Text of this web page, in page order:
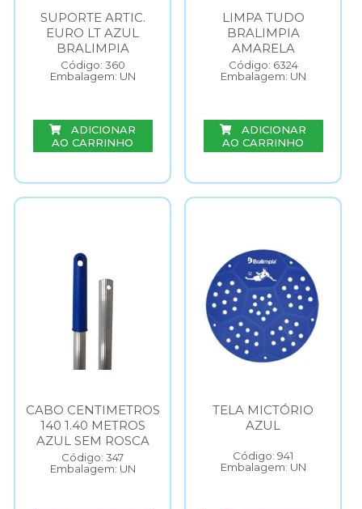
SUPORTE ARTIC.
EURO LT AZUL
BRALIMPIA
Código: 360
Embalagem: UN
ADICIONAR
AO CARRINHO
LIMPA TUDO
BRALIMPIA
AMARELA
Código: 6324
Embalagem: UN
ADICIONAR
AO CARRINHO
CABO CENTIMETROS
140 1.40 METROS
AZUL SEM ROSCA
Código: 347
Embalagem: UN
TELA MICTÓRIO
AZUL
Código: 941
Embalagem: UN